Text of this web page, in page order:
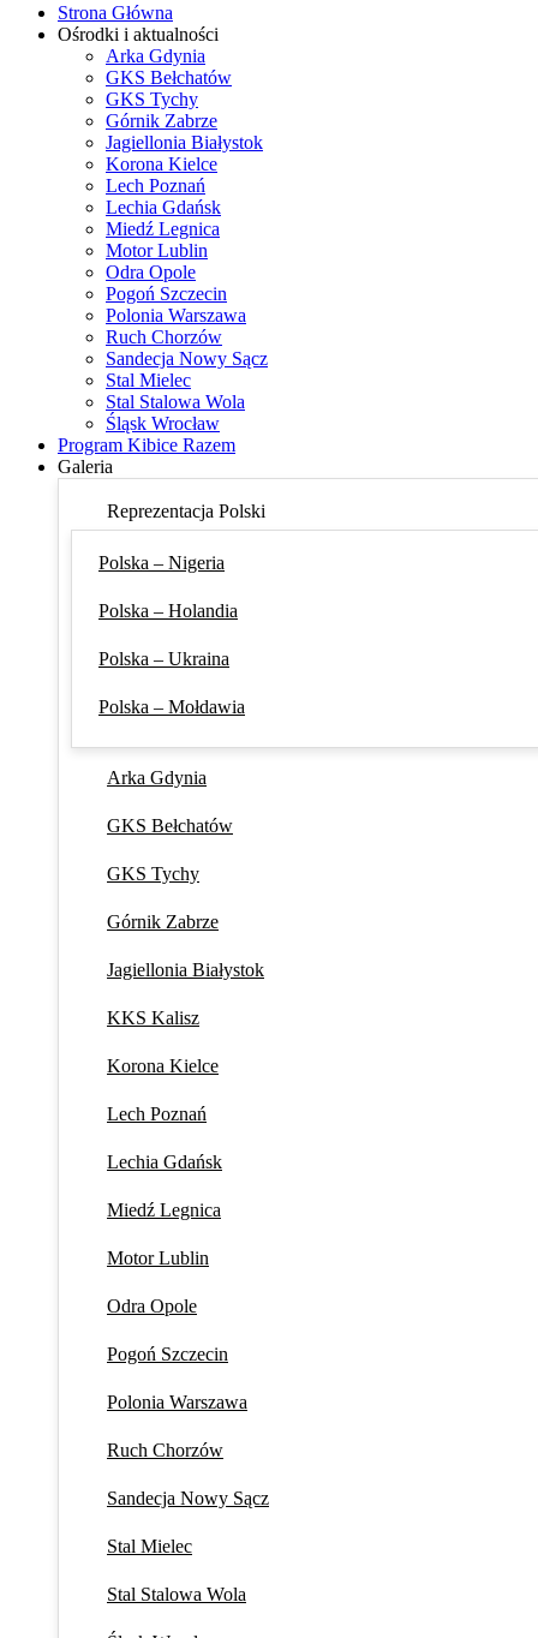
Strona Główna
Ośrodki i aktualności
Arka Gdynia
GKS Bełchatów
GKS Tychy
Górnik Zabrze
Jagiellonia Białystok
Korona Kielce
Lech Poznań
Lechia Gdańsk
Miedź Legnica
Motor Lublin
Odra Opole
Pogoń Szczecin
Polonia Warszawa
Ruch Chorzów
Sandecja Nowy Sącz
Stal Mielec
Stal Stalowa Wola
Śląsk Wrocław
Program Kibice Razem
Galeria
Reprezentacja Polski
Polska – Nigeria
Polska – Holandia
Polska – Ukraina
Polska – Mołdawia
Arka Gdynia
GKS Bełchatów
GKS Tychy
Górnik Zabrze
Jagiellonia Białystok
KKS Kalisz
Korona Kielce
Lech Poznań
Lechia Gdańsk
Miedź Legnica
Motor Lublin
Odra Opole
Pogoń Szczecin
Polonia Warszawa
Ruch Chorzów
Sandecja Nowy Sącz
Stal Mielec
Stal Stalowa Wola